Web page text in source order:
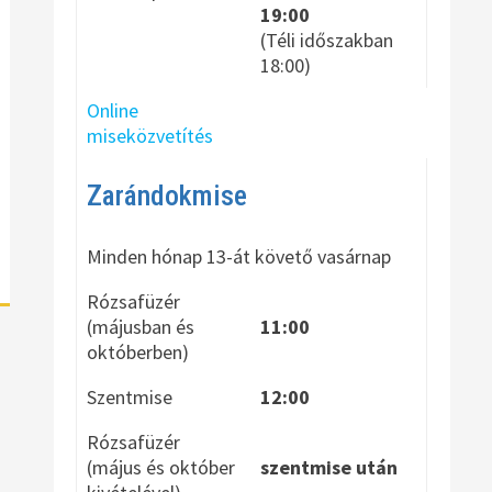
19:00
(Téli időszakban
18:00)
Online
miseközvetítés
Zarándokmise
Minden hónap 13-át követő vasárnap
Rózsafüzér
(májusban és
októberben)
11:00
Szentmise
12:00
Rózsafüzér
(május és október
szentmise után